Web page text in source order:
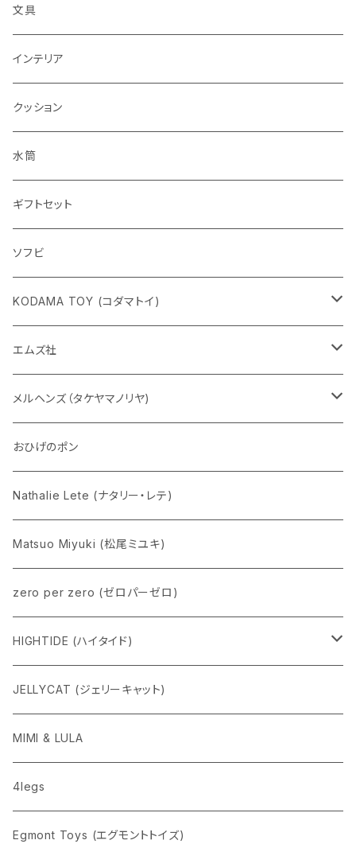
文具
インテリア
クッション
水筒
ギフトセット
ソフビ
KODAMA TOY (コダマトイ)
チャーミーちゃん
五型動物
Eddie パンダ
エムズ社
デコちゃん
クマちゃん
メルヘンズ（タケヤマノリヤ)
ケロペチーノ
おひげのポン
Nathalie Lete (ナタリー・レテ)
Matsuo Miyuki (松尾ミユキ)
zero per zero (ゼロパーゼロ)
HIGHTIDE (ハイタイド)
ニューレトロ
penco
nahe
pppppins（ピーーーーンズ）
JELLYCAT (ジェリーキャット)
MIMI & LULA
4legs
Egmont Toys (エグモントトイズ)